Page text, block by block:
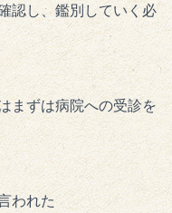
認し、鑑別していく必
まずは病院への受診を
われた